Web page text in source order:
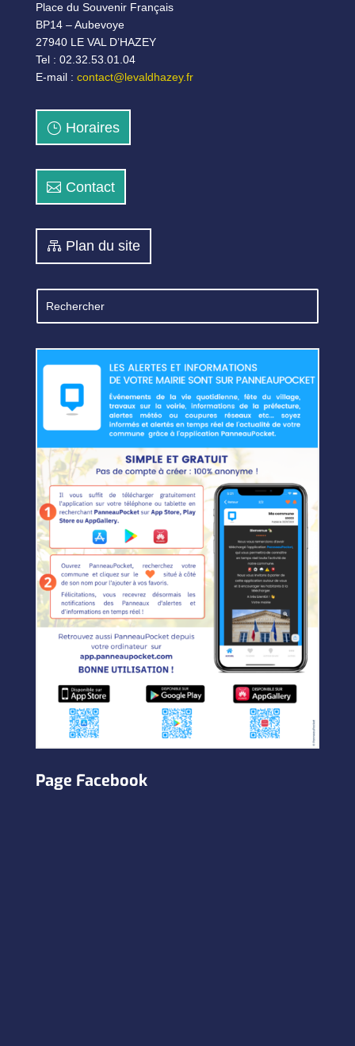
Place du Souvenir Français
BP14 – Aubevoye
27940 LE VAL D’HAZEY
Tel : 02.32.53.01.04
E-mail : contact@levaldhazey.fr
Horaires
Contact
Plan du site
Page Facebook